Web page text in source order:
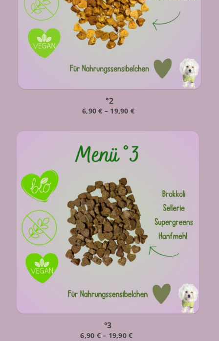
°2
6,90€ – 19,90 €
°3
6,90 €– 19,90€